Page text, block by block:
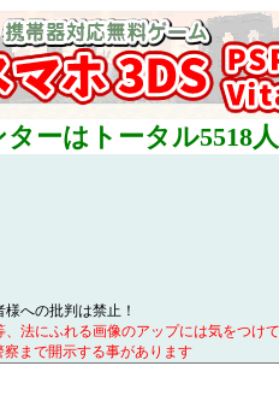
ーはトータル5518
への批判は禁止！
法にふれる画像のアップには気をつけ
まで開示する事があります